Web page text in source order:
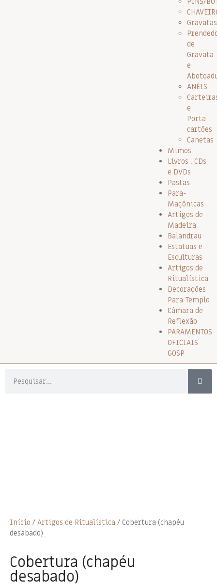
Gravatas
de
Gravata
e
ANÉIS
e
Porta
cartões
Canetas
Mimos
Livros , CDs
e DVDs
Pastas
Para-
Maçônicas
Artigos de
Madeira
Balandrau
Estatuas e
Esculturas
Artigos de
Ritualística
Decorações
Para Templo
Câmara de
Reflexão
PARAMENTOS
OFICIAIS
GOSP
Início / Artigos de Ritualística / Cobertura (chapéu
desabado)
Cobertura (chapéu
desabado)